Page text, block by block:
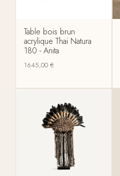
Table bois brun
acrylique Thai Natura
180 - Anita
1645,00€